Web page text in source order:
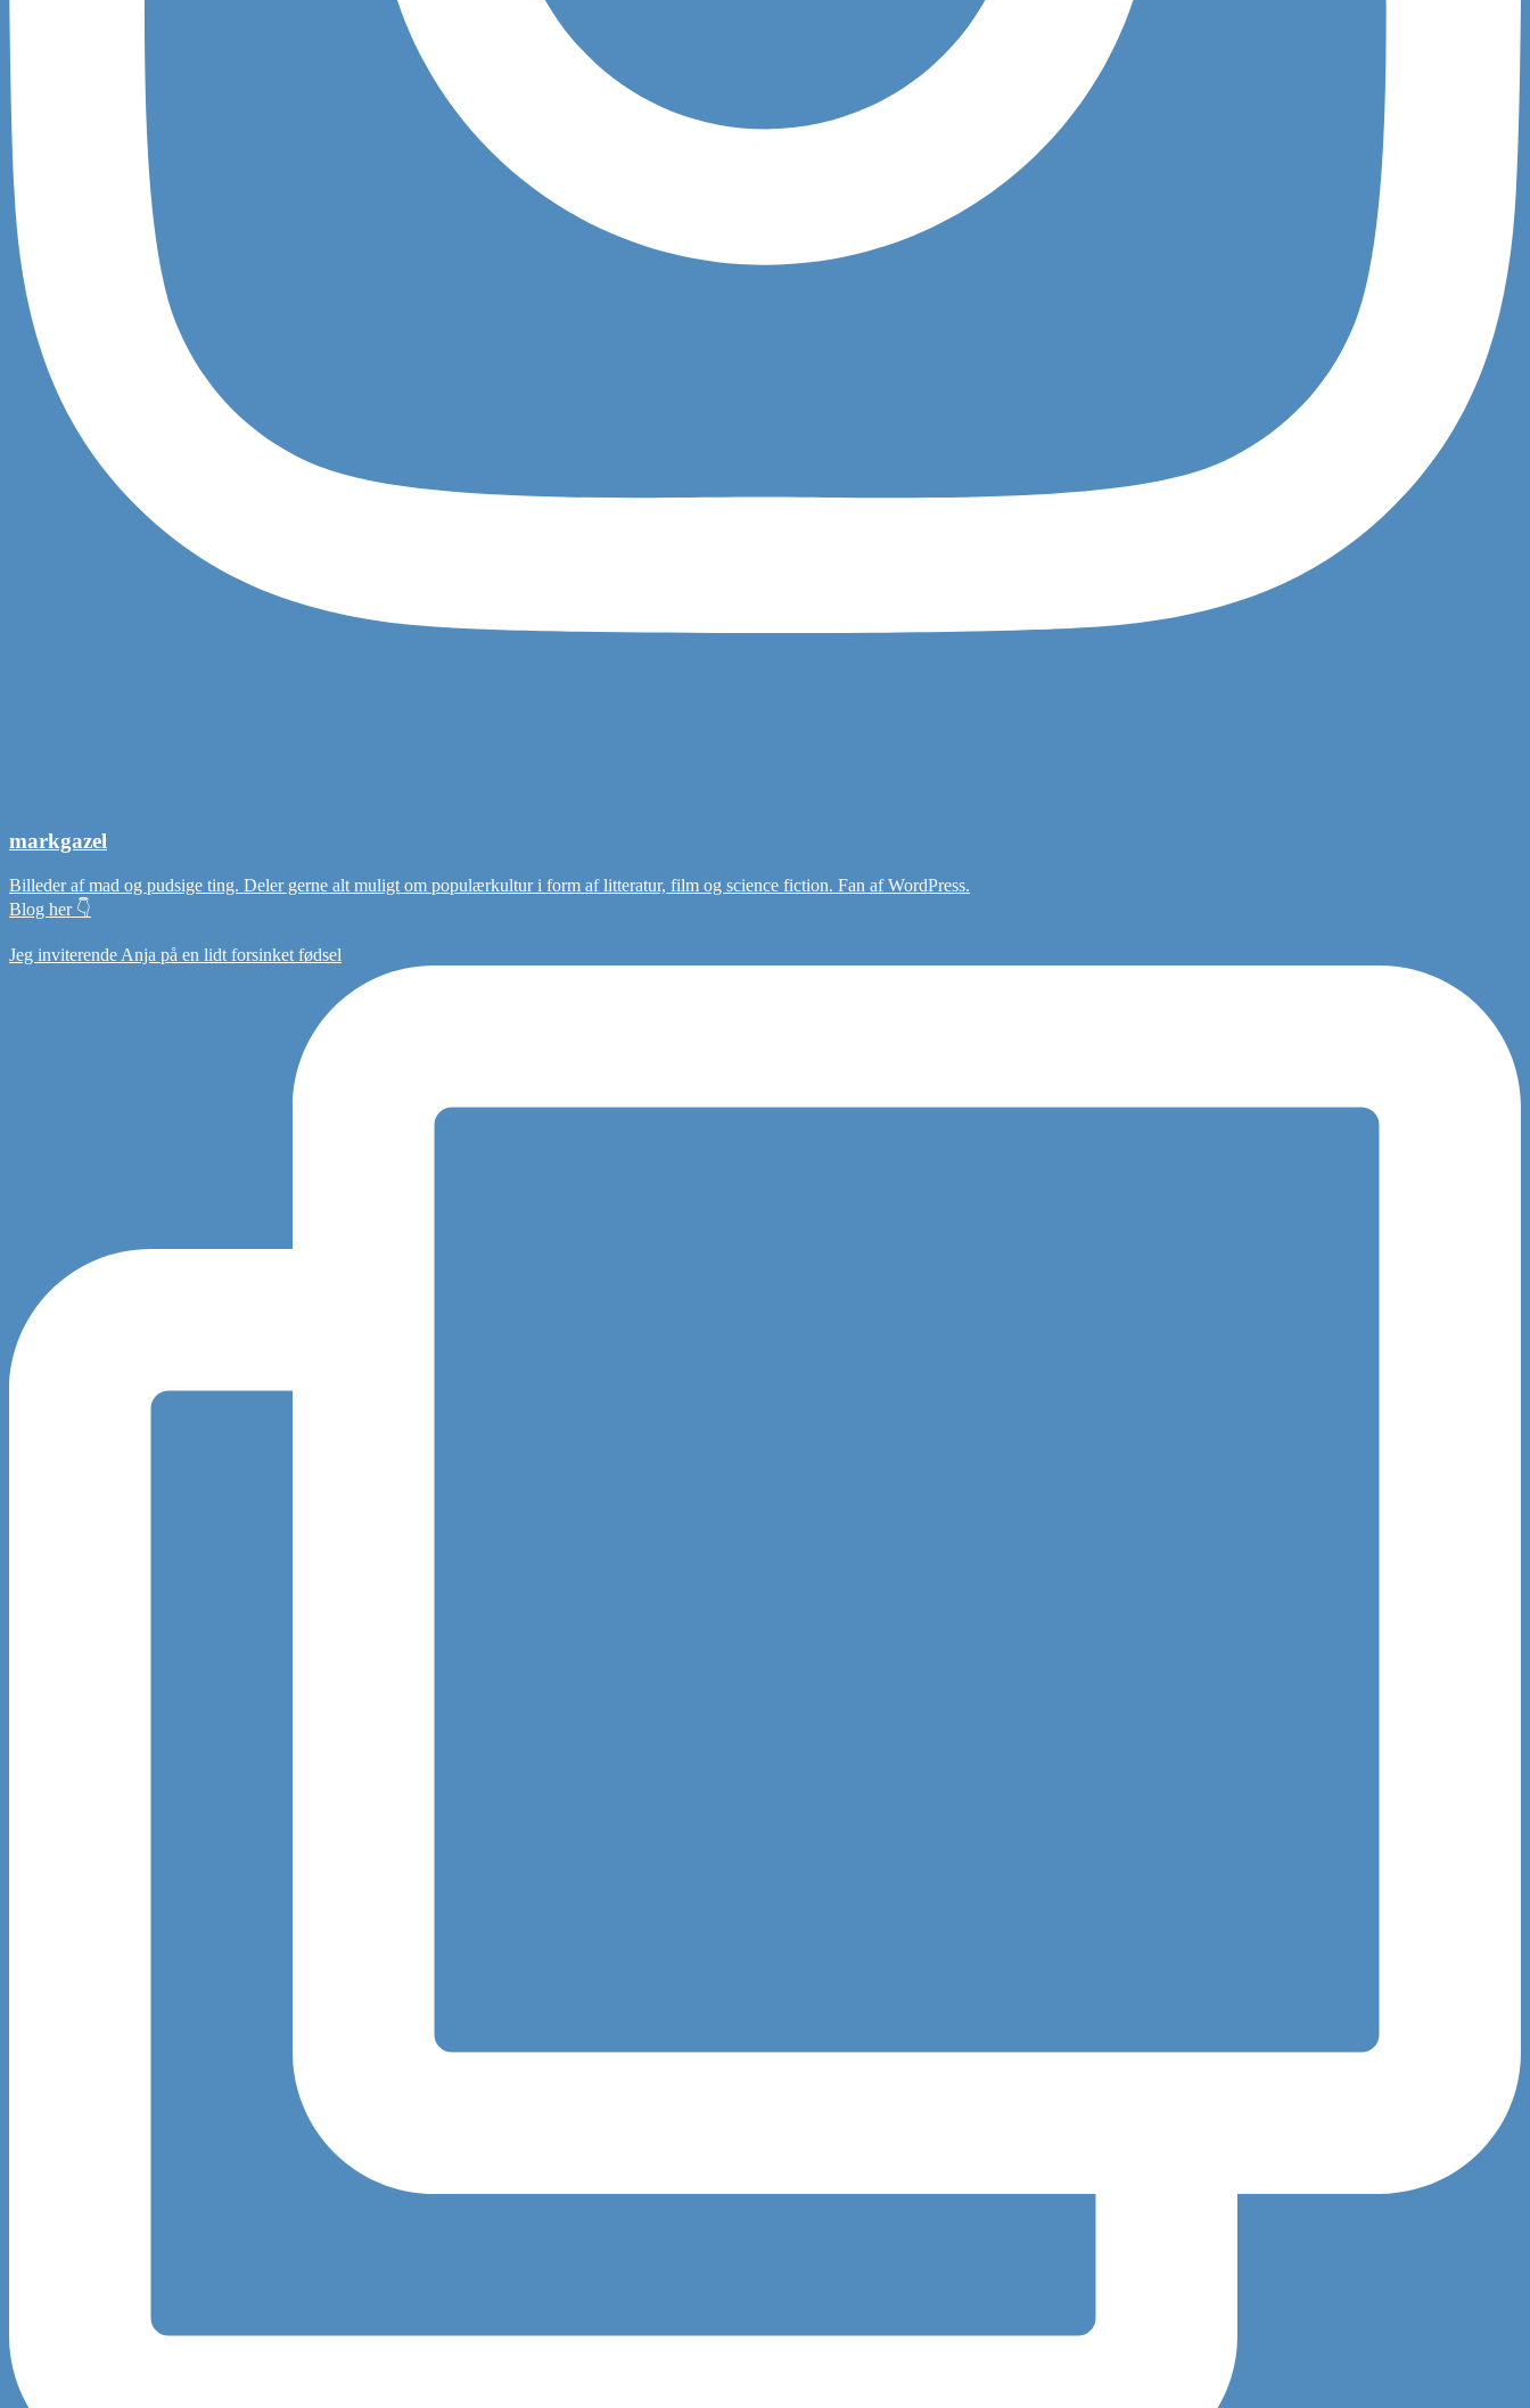
markgazel
Billeder af mad og pudsige ting. Deler gerne alt muligt om populærkultur i form af litteratur, film og science fiction. Fan af WordPress.
Blog her 👇
Jeg inviterende Anja på en lidt forsinket fødsel